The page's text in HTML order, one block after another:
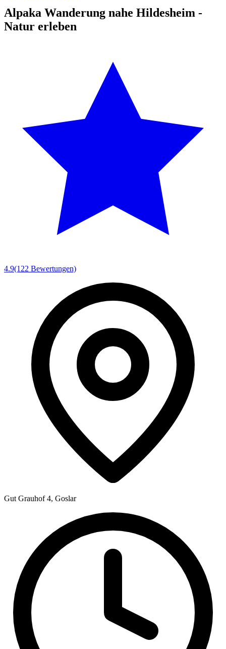
Alpaka Wanderung nahe Hildesheim -
Natur erleben
4.9(122 Bewertungen)
Gut Grauhof 4, Goslar